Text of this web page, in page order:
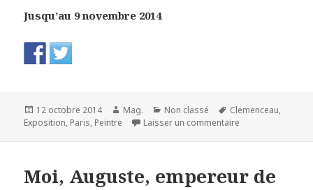
Jusqu’au 9 novembre 2014
Publié
le
12 octobre 2014 Auteur
Mag. Catégories
Non classé
Mots-
clés
Clemenceau,
Exposition, Paris, Peintre Laisser un commentaire
Moi, Auguste, empereur de